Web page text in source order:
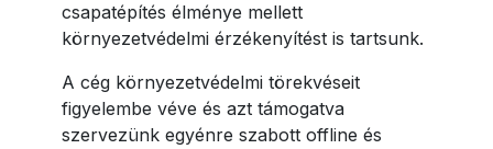
csapatépítés élménye mellett
környezetvédelmi érzékenyítést is tartsunk.
A cég környezetvédelmi törekvéseit
figyelembe véve és azt támogatva
szervezünk egyénre szabott offline és